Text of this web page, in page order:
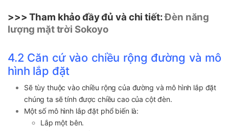
>>> Tham khảo đầy đủ và chi tiết:Đèn năng
lượng mặt trời Sokoyo
4.2 Căn cứ vào chiều rộng đường và mô
hình lắp đặt
Sẽ tùy thuộc vào chiều rộng của đường và mô hình lắp đặt
chúng ta sẽ tính được chiều cao của cột đèn.
Một số mô hình lắp đặt phổ biến là:
Lắp một bên.